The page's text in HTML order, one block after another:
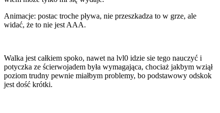
Animacje: postac troche pływa, nie przeszkadza to w grze, ale
widać, że to nie jest AAA.
Walka jest całkiem spoko, nawet na lvl0 idzie sie tego nauczyć i
potyczka ze ścierwojadem była wymagająca, chociaż jakbym wziął
poziom trudny pewnie miałbym problemy, bo podstawowy odskok
jest dość krótki.